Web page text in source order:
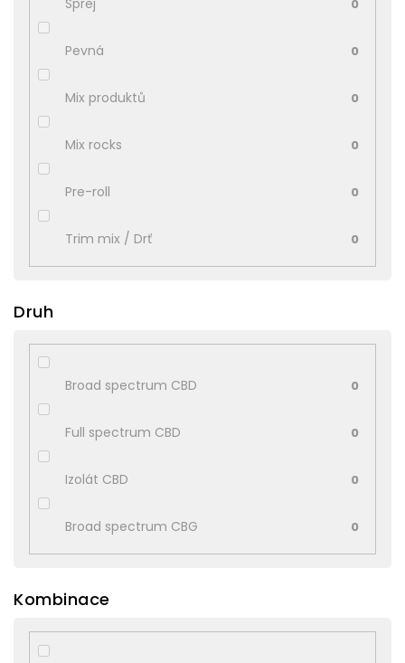
Sprej 0
Pevná 0
Mix produktů 0
Mix rocks 0
Pre-roll 0
Trim mix / Drť 0
Druh
Broad spectrum CBD 0
Full spectrum CBD 0
Izolát CBD 0
Broad spectrum CBG 0
Kombinace